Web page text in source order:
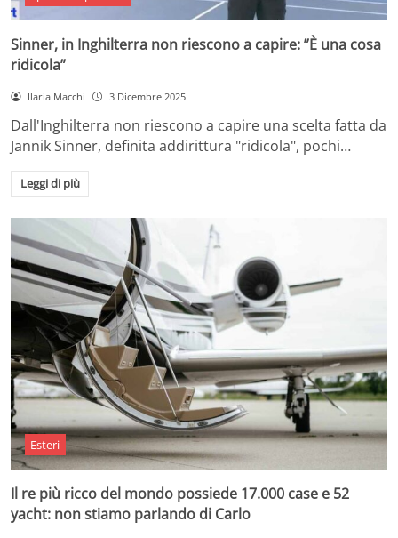
Sinner, in Inghilterra non riescono a capire: ”È una cosa
ridicola”
Ilaria Macchi 3 Dicembre 2025
Dall'Inghilterra non riescono a capire una scelta fatta da
Jannik Sinner, definita addirittura "ridicola", pochi…
Leggi di più
Esteri
Il re più ricco del mondo possiede 17.000 case e 52
yacht: non stiamo parlando di Carlo